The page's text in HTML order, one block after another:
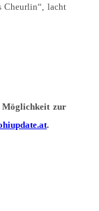
Cheurlin“, lacht
Möglichkeit zur
.